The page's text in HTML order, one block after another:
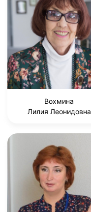
Вохмина
Лилия Леонидовна